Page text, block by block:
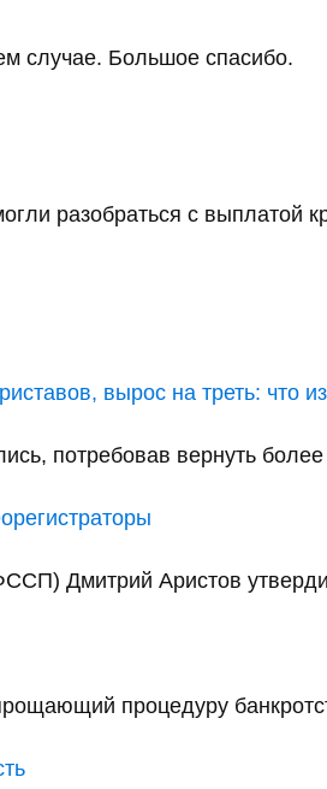
случае. Большое спасибо.
разобраться с выплатой
вырос на треть: что
потребовав вернуть
Дмитрий Аристов
процедуру